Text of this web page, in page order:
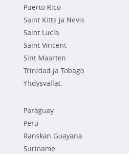
Puerto Rico
Saint Kitts ja Nevis
Saint Lucia
Saint Vincent
Sint Maarten
Trinidad ja Tobago
Yhdysvallat
Paraguay
Peru
Ranskan Guayana
Suriname